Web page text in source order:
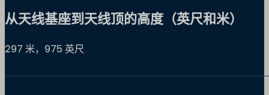
从天线基座到天线顶的高度（英尺和米）
297 米，975 英尺